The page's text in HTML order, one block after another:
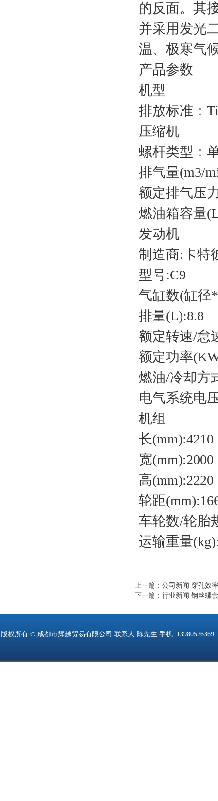
的反面。其
并采用发光
温、极寒气
产品参数
机型
排放标准：
压缩机
螺杆类型：
排气量(m3/
额定排气压
燃油箱容量
发动机
制造商:卡
型号:C9
气缸数(缸径
排量(L):8.8
额定转速/怠
额定功率
燃油/冷却
电气系统电
机组
长
宽
高
轮距
车轮数/轮胎
运输重量
上一篇 ： 公司新闻 穿孔效
下一篇 ： 行业新闻 钢丝螺
版权所有 © 成都市辉越贸易有限公司 联系人:陈先生 手机: 13980526369